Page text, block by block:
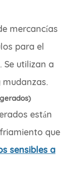
mercancías
para el
Se utilizan a
están
que
sensibles a